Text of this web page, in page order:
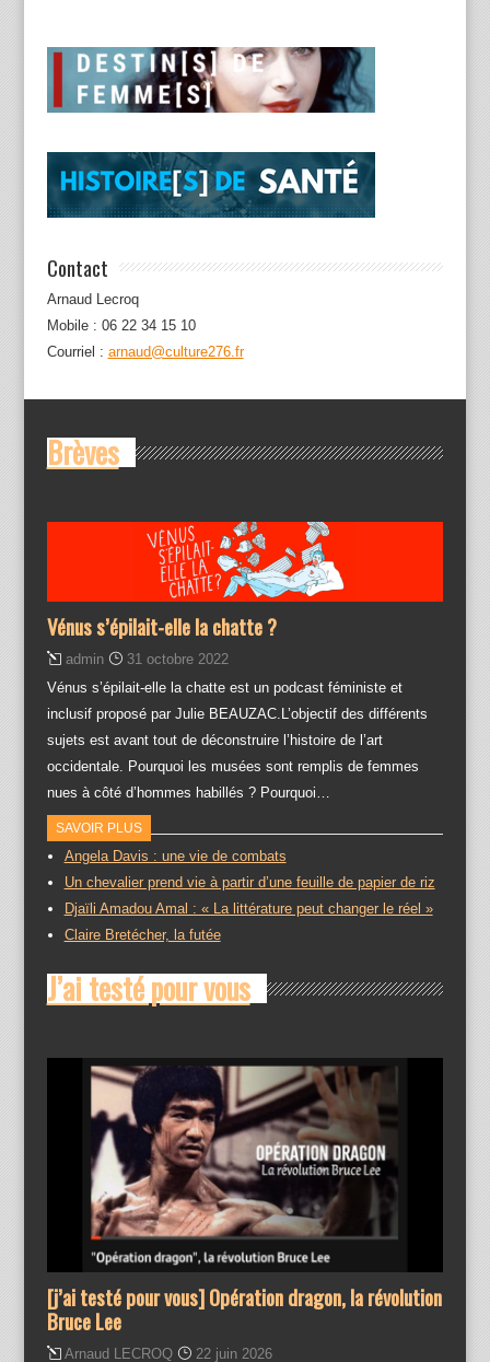
Contact
Arnaud Lecroq
Mobile : 06 22 34 15 10
Courriel : arnaud@culture276.fr
Brèves
Vénus s’épilait-elle la chatte ?
admin
31 octobre 2022
Vénus s’épilait-elle la chatte est un podcast féministe et
inclusif proposé par Julie BEAUZAC.L’objectif des différents
sujets est avant tout de déconstruire l’histoire de l’art
occidentale. Pourquoi les musées sont remplis de femmes
nues à côté d’hommes habillés ? Pourquoi…
SAVOIR PLUS
Angela Davis : une vie de combats
Un chevalier prend vie à partir d’une feuille de papier de riz
Djaïli Amadou Amal : « La littérature peut changer le réel »
Claire Bretécher, la futée
J’ai testé pour vous
[j’ai testé pour vous] Opération dragon, la révolution
Bruce Lee
Arnaud LECROQ 22 juin 2026